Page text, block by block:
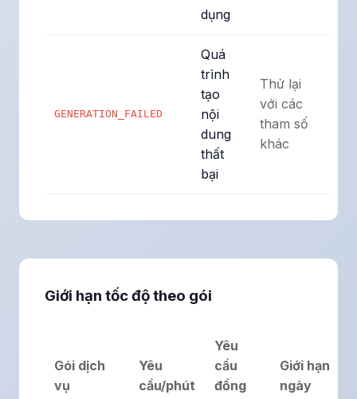
dụng
GENERATION_FAILED
Quá
trình
tạo
nội
dung
thất
bại
Thử lại
với các
tham số
khác
Giới hạn tốc độ theo gói
Gói dịch
vụ
Yêu
cầu/phút
Yêu
cầu
đồng
Giới hạn
ngày